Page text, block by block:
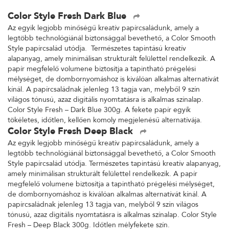
Color Style Fresh Dark Blue
Az egyik legjobb minőségű kreatív papírcsaládunk, amely a
legtöbb technológiánál biztonsággal bevethető, a Color Smooth
Style papírcsalád utódja. Természetes tapintású kreatív
alapanyag, amely minimálisan strukturált felülettel rendelkezik. A
papír megfelelő volumene biztosítja a tapintható prégelési
mélységet, de dombornyomáshoz is kiválóan alkalmas alternatívát
kínál. A papírcsaládnak jelenleg 13 tagja van, melyből 9 szín
világos tónusú, azaz digitális nyomtatásra is alkalmas színalap.
Color Style Fresh – Dark Blue 300g. A fekete papír egyik
tökéletes, időtlen, kellően komoly megjelenésű alternatívája.
Color Style Fresh Deep Black
Az egyik legjobb minőségű kreatív papírcsaládunk, amely a
legtöbb technológiánál biztonsággal bevethető, a Color Smooth
Style papírcsalád utódja. Természetes tapintású kreatív alapanyag,
amely minimálisan strukturált felülettel rendelkezik. A papír
megfelelő volumene biztosítja a tapintható prégelési mélységet,
de dombornyomáshoz is kiválóan alkalmas alternatívát kínál. A
papírcsaládnak jelenleg 13 tagja van, melyből 9 szín világos
tónusú, azaz digitális nyomtatásra is alkalmas színalap. Color Style
Fresh – Deep Black 300g. Időtlen mélyfekete szín.